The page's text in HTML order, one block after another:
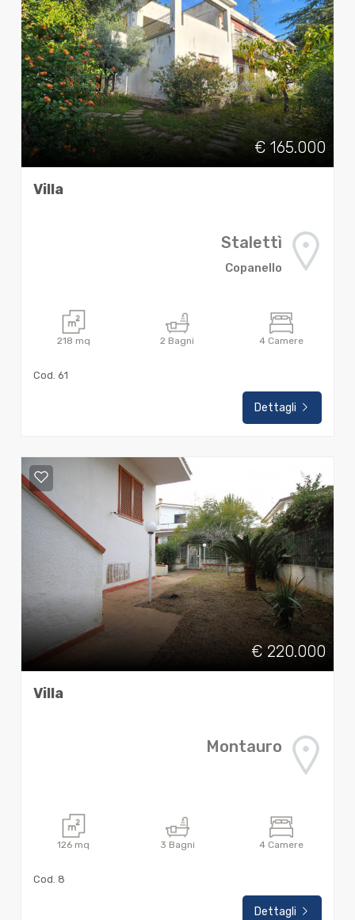
€ 165.000
Villa
Stalettì
Copanello
218 mq 2 Bagni 4 Camere
Cod. 61
Dettagli
€ 220.000
Villa
Montauro
126 mq 3 Bagni 4 Camere
Cod. 8
Dettagli